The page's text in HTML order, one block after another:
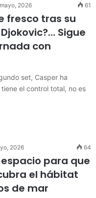
2026 61
fresco tras su
Sigue
con
set, Casper ha
el control total, no es
2026 64
para que
el hábitat
de mar